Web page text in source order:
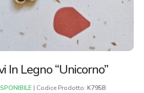
In Legno “Unicorno”
| Codice Prodotto: K795B